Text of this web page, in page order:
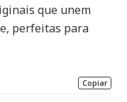
que unem
perfeitas para
Copiar